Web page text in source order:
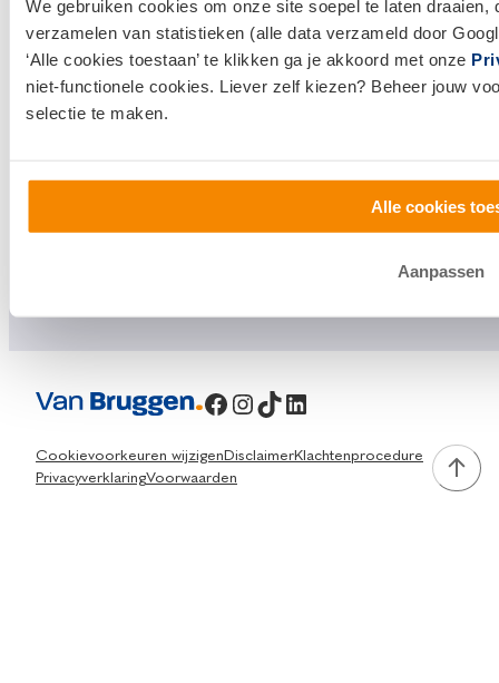
We gebruiken cookies om onze site soepel te laten
verzamelen van statistieken (alle data verzameld door
‘Alle cookies toestaan’ te klikken ga je akkoord met onze
niet-functionele cookies. Liever zelf kiezen? Beheer jouw
selectie te maken.
Alle cookies
Aanpassen
Bezoek een vestigingbij jou in de buurt, of neem
contact met ons op.
0800 1600
Facebook
Instagram
TikTok
LinkedIn
Cookievoorkeuren wijzigen DisclaimerKlachtenprocedure
PrivacyverklaringVoorwaarden